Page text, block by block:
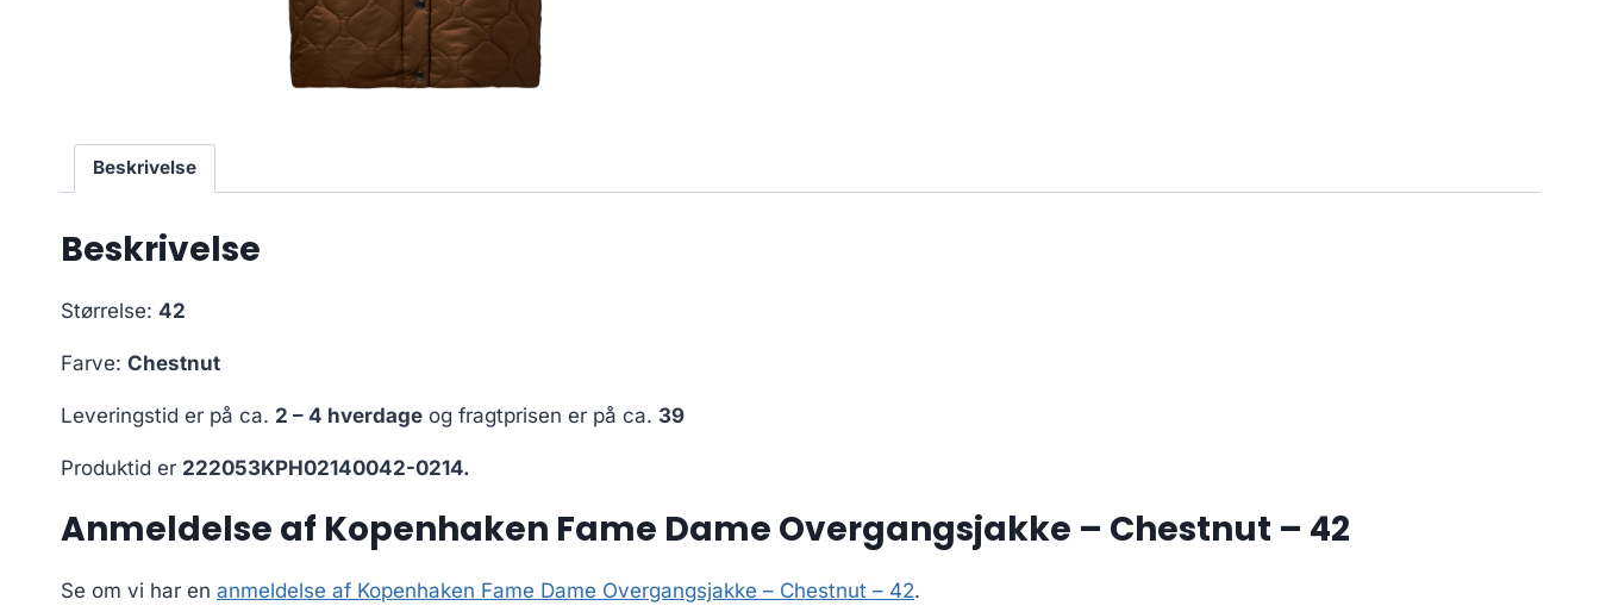
Beskrivelse
Beskrivelse
Størrelse: 42
Farve: Chestnut
Leveringstid er på ca. 2 – 4 hverdage og fragtprisen er på ca. 39
Produktid er 222053KPH02140042-0214.
Anmeldelse af Kopenhaken Fame Dame Overgangsjakke – Chestnut – 42
Se om vi har en anmeldelse af Kopenhaken Fame Dame Overgangsjakke – Chestnut – 42.